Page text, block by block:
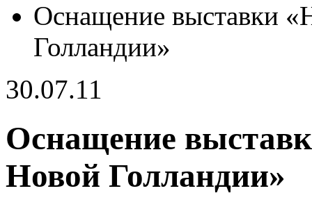
Оснащение выставки
Голландии»
30.07.11
Оснащение
Новой Голландии»